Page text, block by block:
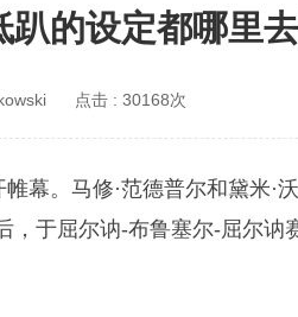
的设定都哪里
点击 : 30168次
幕。马修·范德普尔和黛米·
，于屈尔讷-布鲁塞尔-屈尔讷